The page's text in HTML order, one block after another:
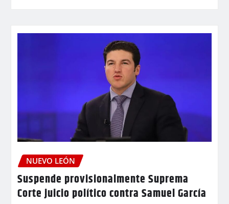
NUEVO LEÓN
Suspende provisionalmente Suprema
Corte juicio político contra Samuel García